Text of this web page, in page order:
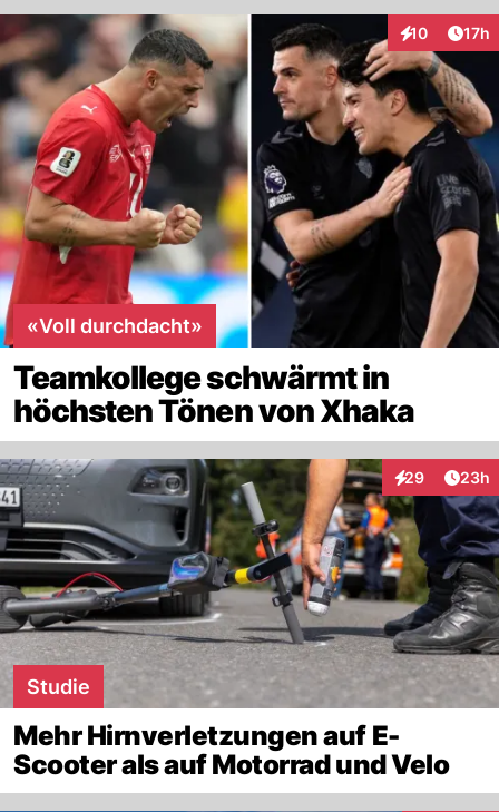
10
Interaktionen
17h
«Voll durchdacht»
Teamkollege schwärmt in
höchsten Tönen von Xhaka
29
Interaktionen
23h
Studie
Mehr Hirnverletzungen auf E-
Scooter als auf Motorrad und Velo